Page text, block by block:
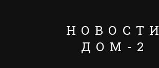
НОВОСТИ
ДОМ-2